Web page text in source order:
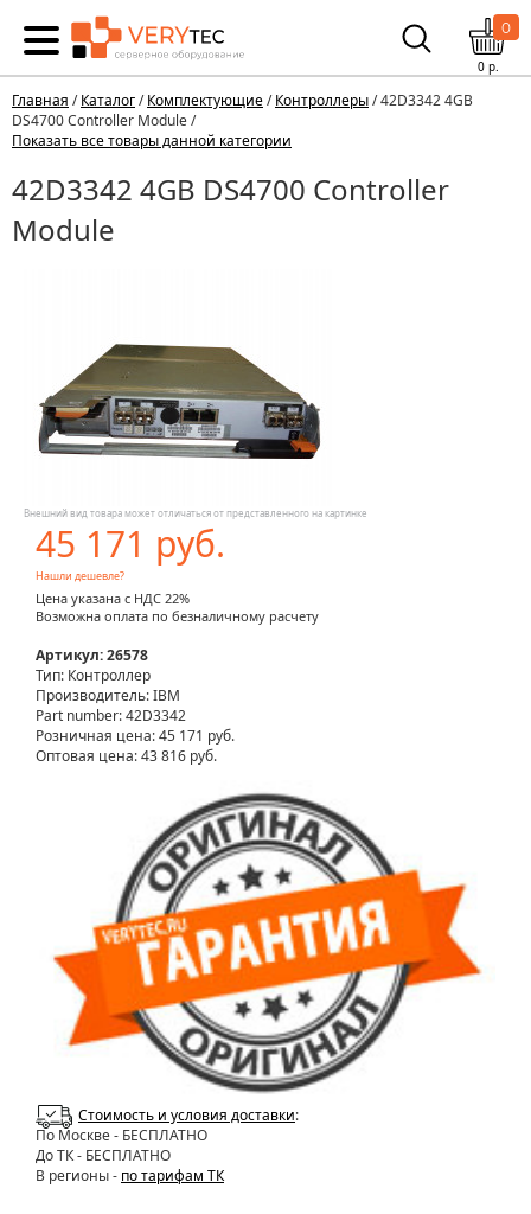
0
0р.
Главная /Каталог/Комплектующие/Контроллеры/ 42D3342 4GB
DS4700 Controller Module /
Показать все товары данной категории
42D3342 4GB DS4700 Controller
Module
Внешний вид товара может отличаться от представленного на картинке
45 171 руб.
Нашли дешевле?
Цена указана с НДС 22%
Возможна оплата по безналичному расчету
Артикул: 26578
Тип: Контроллер
Производитель: IBM
Part number: 42D3342
Розничная цена:45 171 руб.
Оптовая цена: 43 816 руб.
Стоимость и условия доставки:
По Москве- БЕСПЛАТНО
До ТК - БЕСПЛАТНО
В регионы - по тарифам ТК